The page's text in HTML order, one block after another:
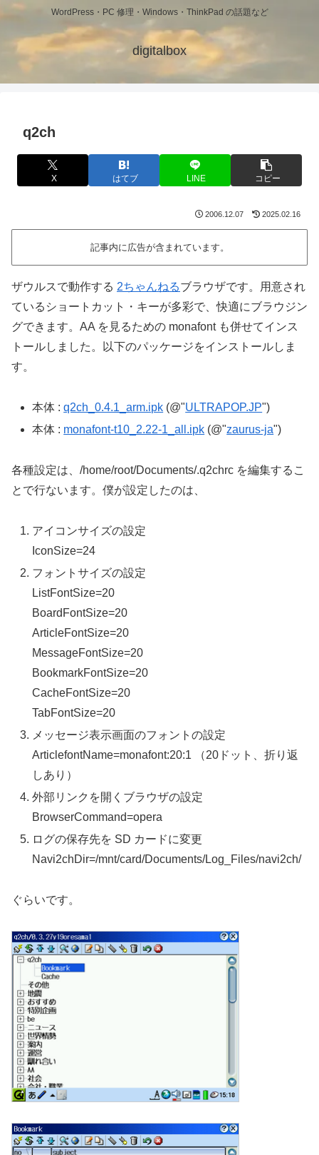
WordPress・PC 修理・Windows・ThinkPad の話題など
digitalbox
q2ch
X はてブ LINE コピー
2006.12.07 2025.02.16
記事内に広告が含まれています。
ザウルスで動作する 2ちゃんねるブラウザです。用意され
ているショートカット・キーが多彩で、快適にブラウジン
グできます。AA を見るための monafont も併せてインス
トールしました。以下のパッケージをインストールしま
す。
本体 :q2ch_0.4.1_arm.ipk (@"ULTRAPOP.JP")
本体 : monafont-t10_2.22-1_all.ipk (@"zaurus-ja")
各種設定は、/home/root/Documents/.q2chrc を編集するこ
とで行ないます。僕が設定したのは、
アイコンサイズの設定
IconSize=24
フォントサイズの設定
ListFontSize=20
BoardFontSize=20
ArticleFontSize=20
MessageFontSize=20
BookmarkFontSize=20
CacheFontSize=20
TabFontSize=20
メッセージ表示画面のフォントの設定
ArticlefontName=monafont:20:1 （20ドット、折り返
しあり）
外部リンクを開くブラウザの設定
BrowserCommand=opera
ログの保存先を SD カードに変更
Navi2chDir=/mnt/card/Documents/Log_Files/navi2ch/
ぐらいです。